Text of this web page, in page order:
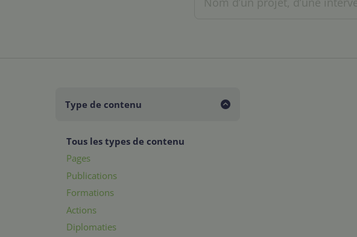
Type de contenu
Tous les types de contenu
Pages
Publications
Formations
Actions
Diplomaties